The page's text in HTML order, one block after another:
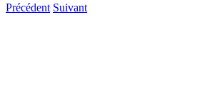
Précédent Suivant